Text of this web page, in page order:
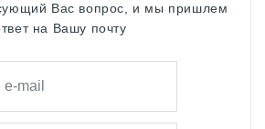
Вас вопрос, и мы пришлем
на Вашу почту